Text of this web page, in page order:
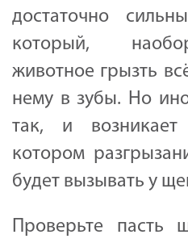
достаточно
который,
животное грызть
нему в зубы. Но
так, и возникает
котором
будет вызывать у
Проверьте пасть